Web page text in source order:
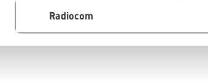
Radiocom